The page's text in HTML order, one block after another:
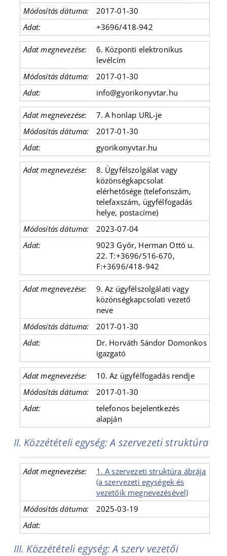
2017-01-30
+3696/418-942
6. Központi elektronikus
levélcím
2017-01-30
info@gyorikonyvtar.hu
7. A honlap URL-je
2017-01-30
gyorikonyvtar.hu
8. Ügyfélszolgálat vagy
közönségkapcsolat
elérhetősége (telefonszám,
telefaxszám, ügyfélfogadás
helye, postacíme)
2023-07-04
9023 Győr, Herman Ottó u.
22. T:+3696/516-670,
F:+3696/418-942
9. Az ügyfélszolgálati vagy
közönségkapcsolati vezető
neve
2017-01-30
Dr. Horváth Sándor Domonkos
igazgató
10. Az ügyfélfogadás rendje
2017-01-30
telefonos bejelentkezés
alapján
II. Közzétételi egység: A szervezeti struktúra
1. A szervezeti struktúra ábrája
(a szervezeti egységek és
vezetőik megnevezésével)
2025-03-19
III. Közzétételi egység: A szerv vezetői